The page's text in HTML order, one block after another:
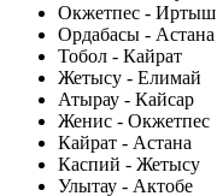
Окжетпес - Иртыш
Ордабасы - Астана
Тобол - Кайрат
Жетысу - Елимай
Атырау - Кайсар
Женис - Окжетпес
Кайрат - Астана
Каспий - Жетысу
Улытау - Актобе